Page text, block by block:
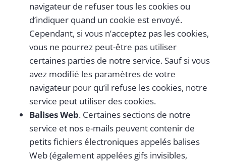
navigateur de refuser tous les cookies ou
d’indiquer quand un cookie est envoyé.
Cependant, si vous n’acceptez pas les cookies,
vous ne pourrez peut-être pas utiliser
certaines parties de notre service. Sauf si vous
avez modifié les paramètres de votre
navigateur pour qu’il refuse les cookies, notre
service peut utiliser des cookies.
Balises Web. Certaines sections de notre
service et nos e-mails peuvent contenir de
petits fichiers électroniques appelés balises
Web (également appelées gifs invisibles,